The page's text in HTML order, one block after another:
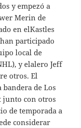
y empezó a
Merin de
en elKastles
participado
local de
y elalero Jeff
otros. El
bandera de Los
junto con otros
de temporada a
considerar